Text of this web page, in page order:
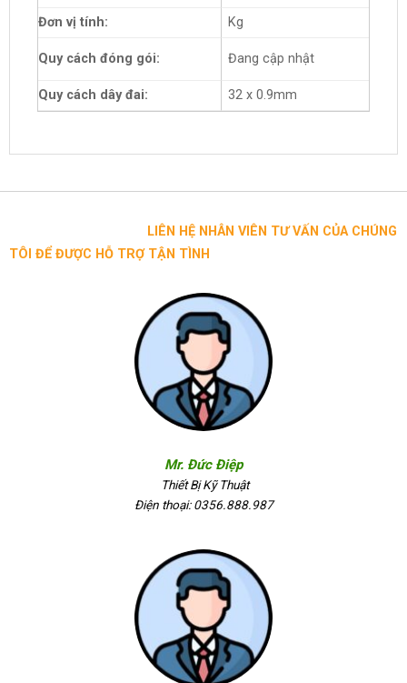
Đơn vị tính:
Kg
Quy cách đóng gói: Đang cập nhật
Quy cách dây đai: 32 x 0.9mm
LIÊN HỆ NHÂN VIÊN TƯ VẤN CỦA CHÚNG
TÔI ĐỂ ĐƯỢC HỖ TRỢ TẬN TÌNH
Mr. Đức Điệp
Thiết Bị Kỹ Thuật
Điện thoại: 0356.888.987